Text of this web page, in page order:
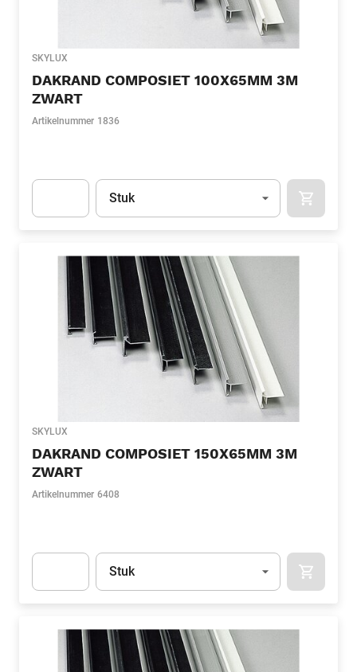
SKYLUX
DAKRAND COMPOSIET 100X65MM 3M
ZWART
Artikelnummer 1836
Eenheid
Stuk
SKYLUX
DAKRAND COMPOSIET 150X65MM 3M
ZWART
Artikelnummer 6408
Eenheid
Stuk